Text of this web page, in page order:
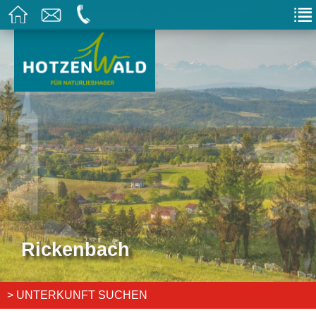
Rickenbach
> UNTERKUNFT SUCHEN